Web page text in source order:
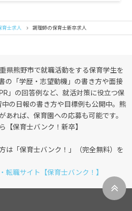
育士求人 調理師の保育士新卒求人
県熊野市で就職活動をする保育学生を
の「学歴・志望動機」の書き方や面接
」の回答例など、就活対策に役立つ保
の日報の書き方や目標例も公開中。熊
あれば、保育園への応募も可能です。
【保育士バンク！新卒】
は「保育士バンク！」（完全無料）を
転職サイト【保育士バンク！】